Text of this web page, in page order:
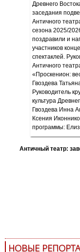
Античный театр:
НОВЫЕ